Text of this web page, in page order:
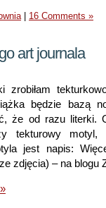
| 16 Comments »
art journala
zrobiłam
będzie bazą
że od razu literki.
tekturowy motyl,
jest napis:
zdjęcia) – na blogu